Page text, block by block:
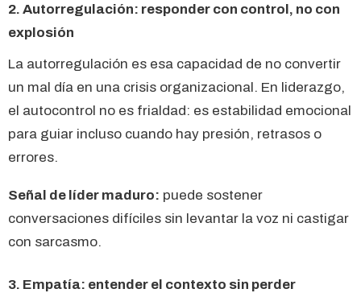
2. Autorregulación: responder con control, no con
explosión
La autorregulación es esa capacidad de no convertir
un mal día en una crisis organizacional. En liderazgo,
el autocontrol no es frialdad: es estabilidad emocional
para guiar incluso cuando hay presión, retrasos o
errores.
Señal de líder maduro: puede sostener
conversaciones difíciles sin levantar la voz ni castigar
con sarcasmo.
3. Empatía: entender el contexto sin perder